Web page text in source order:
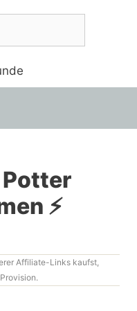
⚡
Affiliate-Links kaufst,